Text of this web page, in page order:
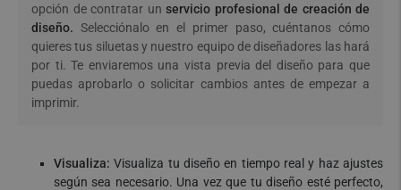
opción de contratar un servicio profesional de creación de
diseño. Selecciónalo en el primer paso, cuéntanos cómo
quieres tus siluetas y nuestro equipo de diseñadores las hará
por ti. Te enviaremos una vista previa del diseño para que
puedas aprobarlo o solicitar cambios antes de empezar a
imprimir.
Visualiza: Visualiza tu diseño en tiempo real y haz ajustes
según sea necesario. Una vez que tu diseño esté perfecto,